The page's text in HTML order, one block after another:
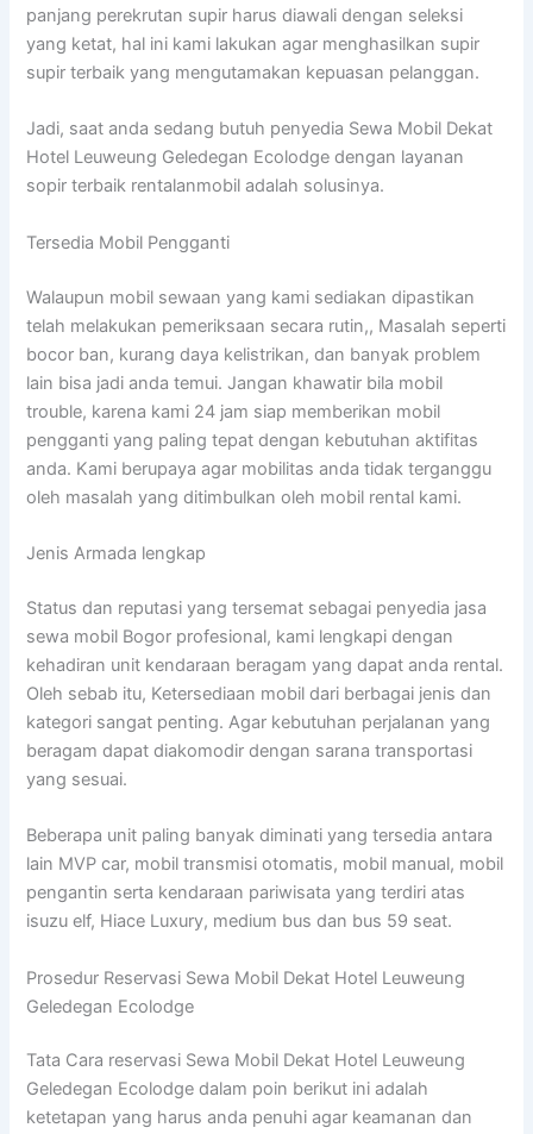
panjang perekrutan supir harus diawali dengan seleksi
yang ketat, hal ini kami lakukan agar menghasilkan supir
supir terbaik yang mengutamakan kepuasan pelanggan.
Jadi, saat anda sedang butuh penyedia Sewa Mobil Dekat
Hotel Leuweung Geledegan Ecolodge dengan layanan
sopir terbaik rentalanmobil adalah solusinya.
Tersedia Mobil Pengganti
Walaupun mobil sewaan yang kami sediakan dipastikan
telah melakukan pemeriksaan secara rutin,, Masalah seperti
bocor ban, kurang daya kelistrikan, dan banyak problem
lain bisa jadi anda temui. Jangan khawatir bila mobil
trouble, karena kami 24 jam siap memberikan mobil
pengganti yang paling tepat dengan kebutuhan aktifitas
anda. Kami berupaya agar mobilitas anda tidak terganggu
oleh masalah yang ditimbulkan oleh mobil rental kami.
Jenis Armada lengkap
Status dan reputasi yang tersemat sebagai penyedia jasa
sewa mobil Bogor profesional, kami lengkapi dengan
kehadiran unit kendaraan beragam yang dapat anda rental.
Oleh sebab itu, Ketersediaan mobil dari berbagai jenis dan
kategori sangat penting. Agar kebutuhan perjalanan yang
beragam dapat diakomodir dengan sarana transportasi
yang sesuai.
Beberapa unit paling banyak diminati yang tersedia antara
lain MVP car, mobil transmisi otomatis, mobil manual, mobil
pengantin serta kendaraan pariwisata yang terdiri atas
isuzu elf, Hiace Luxury, medium bus dan bus 59 seat.
Prosedur Reservasi Sewa Mobil Dekat Hotel Leuweung
Geledegan Ecolodge
Tata Cara reservasi Sewa Mobil Dekat Hotel Leuweung
Geledegan Ecolodge dalam poin berikut ini adalah
ketetapan yang harus anda penuhi agar keamanan dan